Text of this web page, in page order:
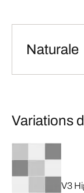
Naturale
Variations
V3